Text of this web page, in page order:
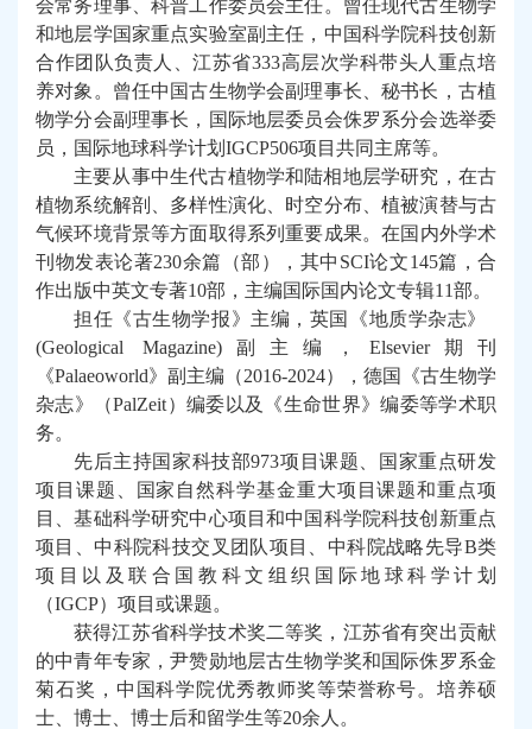
会常务理事、科普工作委员会主任。曾任现代古生物学
和地层学国家重点实验室副主任，中国科学院科技创新
合作团队负责人、江苏省333高层次学科带头人重点培
养对象。曾任中国古生物学会副理事长、秘书长，古植
物学分会副理事长，国际地层委员会侏罗系分会选举委
员，国际地球科学计划 IGCP506项目共同主席等。
主要从事中生代古植物学和陆相地层学研究，在古
植物系统解剖、多样性演化、时空分布、植被演替与古
气候环境背景等方面取得系列重要成果。在国内外学术
刊物发表论著230余篇 （部）， 其中 SCI论文145篇 ，合
作出版中英文专著10部，主编国际国内论文专辑11部。
担任《古生物学报》主编，英国《地质学杂志》
(Geological Magazine) 副主编， Elsevier期刊
《Palaeoworld》副主编（2016-2024）
，德国《古生物学
杂志》（PalZeit）编委 以及《生命世界》编委等学术职
务。
先后主持国家科技部973项目课题、国家重点研发
项目课题、国家自然科学基金重大项目课题和重点项
目
、基础科学研究中心项目和中国科学院科技创新重点
项目、中科院科技交叉团队项目、中科院战略先导B类
项目以及联合国教科文组织国际地球科学计划
（IGCP）项目或课题。
获得江苏省科学技术奖二等奖，江苏省有突出贡献
的中青年专家，尹赞勋地层古生物学奖和国际侏罗系金
菊石奖，中国科学院优秀教师奖等荣誉称号。培养硕
士、博士、博士后和留学生等20余人。